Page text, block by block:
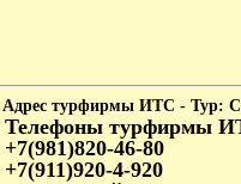
Адрес турфирмы ИТС - Тур:
Телефоны турфирмы
+7(981)820-46-80
+7(911)920-4-920